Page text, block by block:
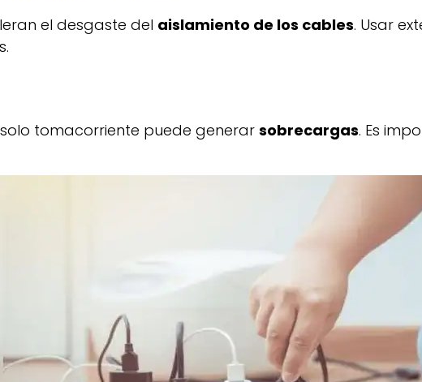
el desgaste del aislamiento de los cables. Usar
tomacorriente puede generar sobrecargas. Es